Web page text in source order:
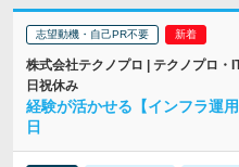
志望動機・自己PR不要
株式会社テクノプロ | テクノプロ・
日祝休み
経験が活かせる【インフラ運
日